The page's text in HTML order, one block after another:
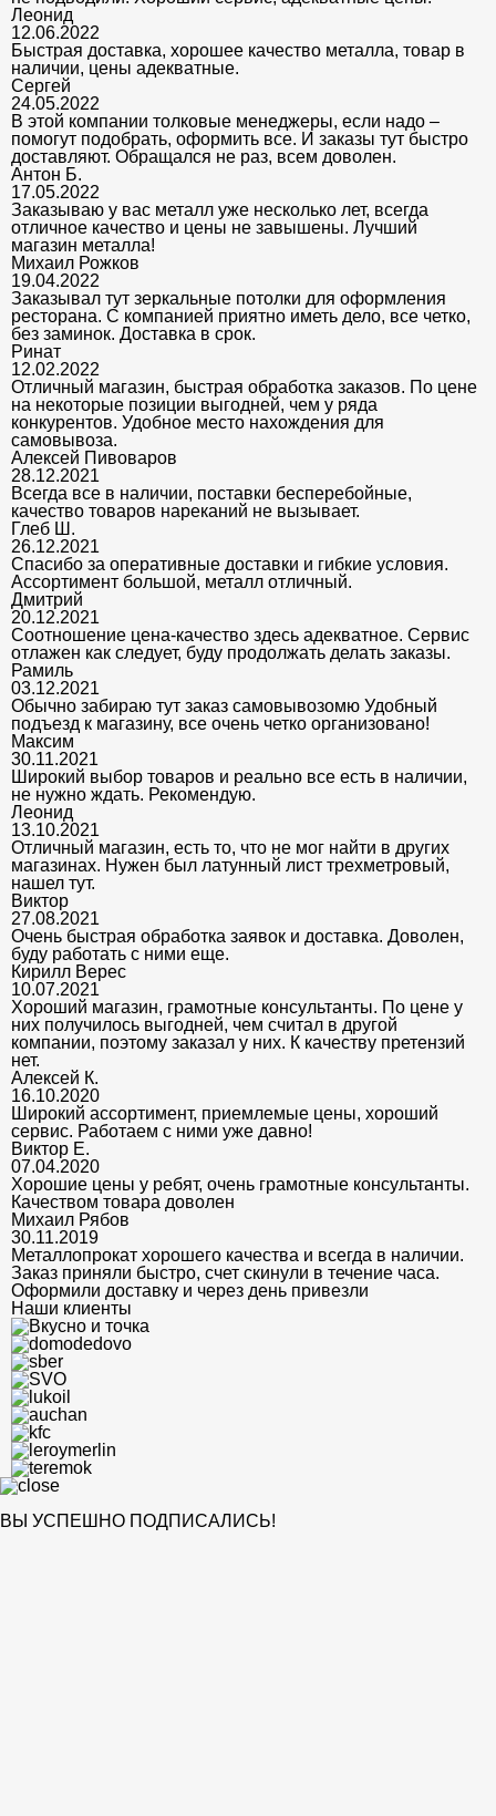
Леонид
12.06.2022
Быстрая доставка, хорошее качество металла, товар в
наличии, цены адекватные.
Сергей
24.05.2022
В этой компании толковые менеджеры, если надо –
помогут подобрать, оформить все. И заказы тут быстро
доставляют. Обращался не раз, всем доволен.
Антон Б.
17.05.2022
Заказываю у вас металл уже несколько лет, всегда
отличное качество и цены не завышены. Лучший
магазин металла!
Михаил Рожков
19.04.2022
Заказывал тут зеркальные потолки для оформления
ресторана. С компанией приятно иметь дело, все четко,
без заминок. Доставка в срок.
Ринат
12.02.2022
Отличный магазин, быстрая обработка заказов. По цене
на некоторые позиции выгодней, чем у ряда
конкурентов. Удобное место нахождения для
самовывоза.
Алексей Пивоваров
28.12.2021
Всегда все в наличии, поставки бесперебойные,
качество товаров нареканий не вызывает.
Глеб Ш.
26.12.2021
Спасибо за оперативные доставки и гибкие условия.
Ассортимент большой, металл отличный.
Дмитрий
20.12.2021
Соотношение цена-качество здесь адекватное. Сервис
отлажен как следует, буду продолжать делать заказы.
Рамиль
03.12.2021
Обычно забираю тут заказ самовывозомю Удобный
подъезд к магазину, все очень четко организовано!
Максим
30.11.2021
Широкий выбор товаров и реально все есть в наличии,
не нужно ждать. Рекомендую.
Леонид
13.10.2021
Отличный магазин, есть то, что не мог найти в других
магазинах. Нужен был латунный лист трехметровый,
нашел тут.
Виктор
27.08.2021
Очень быстрая обработка заявок и доставка. Доволен,
буду работать с ними еще.
Кирилл Верес
10.07.2021
Хороший магазин, грамотные консультанты. По цене у
них получилось выгодней, чем считал в другой
компании, поэтому заказал у них. К качеству претензий
нет.
Алексей К.
16.10.2020
Широкий ассортимент, приемлемые цены, хороший
сервис. Работаем с ними уже давно!
Виктор Е.
07.04.2020
Хорошие цены у ребят, очень грамотные консультанты.
Качеством товара доволен
Михаил Рябов
30.11.2019
Металлопрокат хорошего качества и всегда в наличии.
Заказ приняли быстро, счет скинули в течение часа.
Оформили доставку и через день привезли
Наши клиенты
ВЫ УСПЕШНО ПОДПИСАЛИСЬ!